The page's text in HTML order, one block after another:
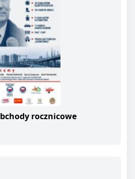
rocznicowe